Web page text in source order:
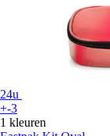
24u
+-3
1 kleuren